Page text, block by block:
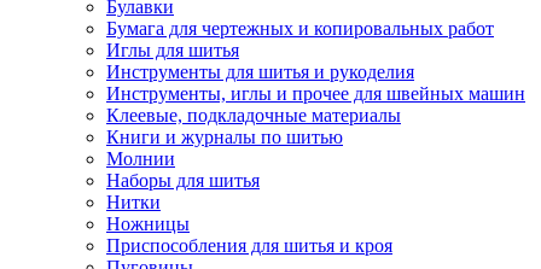
Булавки
Бумага для чертежных и копировальных работ
Иглы для шитья
Инструменты для шитья и рукоделия
Инструменты, иглы и прочее для швейных машин
Клеевые, подкладочные материалы
Книги и журналы по шитью
Молнии
Наборы для шитья
Нитки
Ножницы
Приспособления для шитья и кроя